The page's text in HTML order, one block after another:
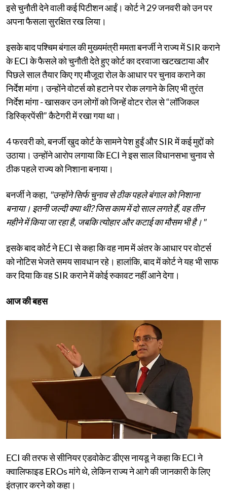
इसे चुनौती देने वाली कई पिटीशन आईं। कोर्ट ने 29 जनवरी को उन पर
अपना फैसला सुरक्षित रख लिया।
इसके बाद पश्चिम बंगाल की मुख्यमंत्री ममता बनर्जी ने राज्य में SIR कराने
के ECI के फैसले को चुनौती देते हुए कोर्ट का दरवाजा खटखटाया और
पिछले साल तैयार किए गए मौजूदा रोल के आधार पर चुनाव कराने का
निर्देश मांगा। उन्होंने वोटर्स को हटाने पर रोक लगाने के लिए भी तुरंत
निर्देश मांगा - खासकर उन लोगों को जिन्हें वोटर रोल से “लॉजिकल
डिस्क्रिपेंसी” कैटेगरी में रखा गया था।
4 फरवरी को, बनर्जी खुद कोर्ट के सामने पेश हुईं और SIR में कई मुद्दों को
उठाया। उन्होंने आरोप लगाया कि ECI ने इस साल विधानसभा चुनाव से
ठीक पहले राज्य को निशाना बनाया।
बनर्जी ने कहा, "उन्होंने सिर्फ चुनाव से ठीक पहले बंगाल को निशाना
बनाया। इतनी जल्दी क्या थी? जिस काम में दो साल लगते हैं, वह तीन
महीने में किया जा रहा है, जबकि त्योहार और कटाई का मौसम भी है।"
इसके बाद कोर्ट ने ECI से कहा कि वह नाम में अंतर के आधार पर वोटर्स
को नोटिस भेजते समय सावधान रहे। हालांकि, बाद में कोर्ट ने यह भी साफ
कर दिया कि वह SIR कराने में कोई रुकावट नहीं आने देगा।
आज की बहस
ECI की तरफ से सीनियर एडवोकेट डीएस नायडू ने कहा कि ECI ने
क्वालिफाइड EROs मांगे थे, लेकिन राज्य ने आगे की जानकारी के लिए
इंतज़ार करने को कहा।